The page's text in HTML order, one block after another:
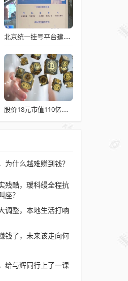
北京统一挂号平台建成！覆盖近300家二三甲医院号源
股价18元市值110亿，城地香江却被查出连续7季财报失真
为什么越难赚到钱？
残酷，瑷科缦全程抗
座？
调整，本地生活打响
钱了，未来该走向何
给与辉同行上了一课